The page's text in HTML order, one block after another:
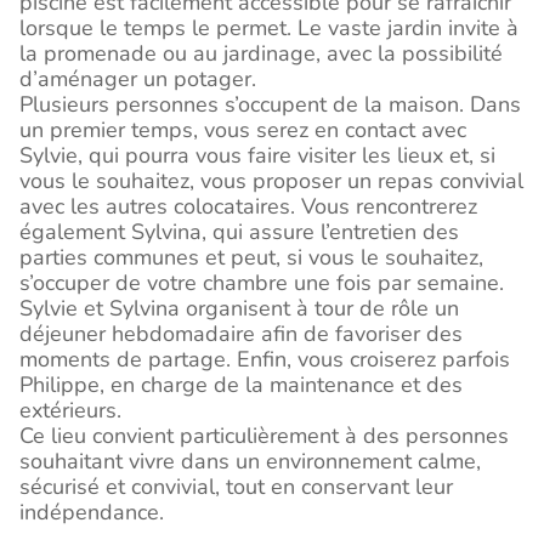
lorsque le temps le permet. Le vaste jardin invite à
la promenade ou au jardinage, avec la possibilité
d’aménager un potager.
Plusieurs personnes s’occupent de la maison. Dans
un premier temps, vous serez en contact avec
Sylvie, qui pourra vous faire visiter les lieux et, si
vous le souhaitez, vous proposer un repas convivial
avec les autres colocataires. Vous rencontrerez
également Sylvina, qui assure l’entretien des
parties communes et peut, si vous le souhaitez,
s’occuper de votre chambre une fois par semaine.
Sylvie et Sylvina organisent à tour de rôle un
déjeuner hebdomadaire afin de favoriser des
moments de partage. Enfin, vous croiserez parfois
Philippe, en charge de la maintenance et des
extérieurs.
Ce lieu convient particulièrement à des personnes
souhaitant vivre dans un environnement calme,
sécurisé et convivial, tout en conservant leur
indépendance.